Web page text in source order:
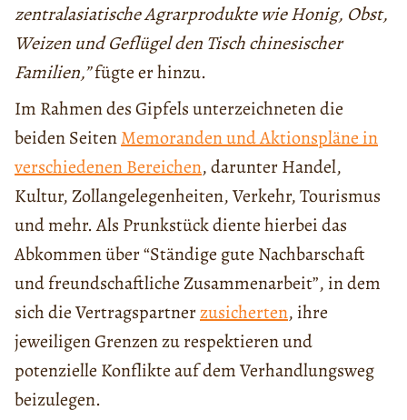
zentralasiatische Agrarprodukte wie Honig, Obst,
Weizen und Geflügel den Tisch chinesischer
Familien,”fügte er hinzu.
Im Rahmen des Gipfels unterzeichneten die
beiden SeitenMemoranden und Aktionspläne in
verschiedenen Bereichen, darunter Handel,
Kultur, Zollangelegenheiten, Verkehr, Tourismus
und mehr. Als Prunkstück diente hierbei das
Abkommen über “Ständige gute Nachbarschaft
und freundschaftliche Zusammenarbeit”, in dem
sich die Vertragspartnerzusicherten, ihre
jeweiligen Grenzen zu respektieren und
potenzielle Konflikte auf dem Verhandlungsweg
beizulegen.